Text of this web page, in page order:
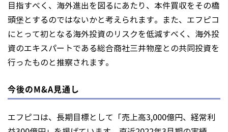
目指すべく、海外進出を図るにあたり、本件買収をその橋
頭堡とするのではないかと考えられます。また、エフピコ
にとって初となる海外投資のリスクを低減すべく、海外投
資のエキスパートである総合商社三井物産との共同投資を
行ったものと推察されます。
今後のM&A見通し
エフピコは、長期目標として「売上高3,000億円、経常利